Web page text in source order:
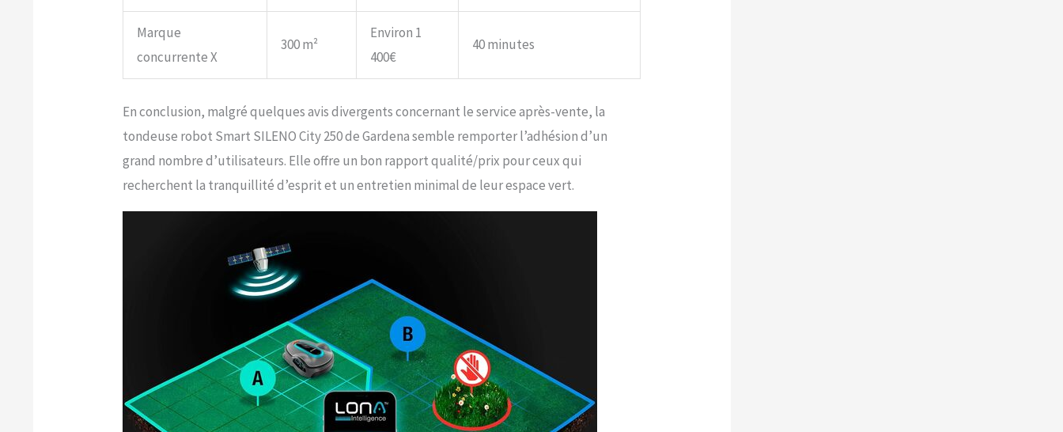
Marque
concurrente X
300 m²
Environ 1
400€
40 minutes
En conclusion, malgré quelques avis divergents concernant le service après-vente, la
tondeuse robot Smart SILENO City 250 de Gardena semble remporter l’adhésion d’un
grand nombre d’utilisateurs. Elle offre un bon rapport qualité/prix pour ceux qui
recherchent la tranquillité d’esprit et un entretien minimal de leur espace vert.